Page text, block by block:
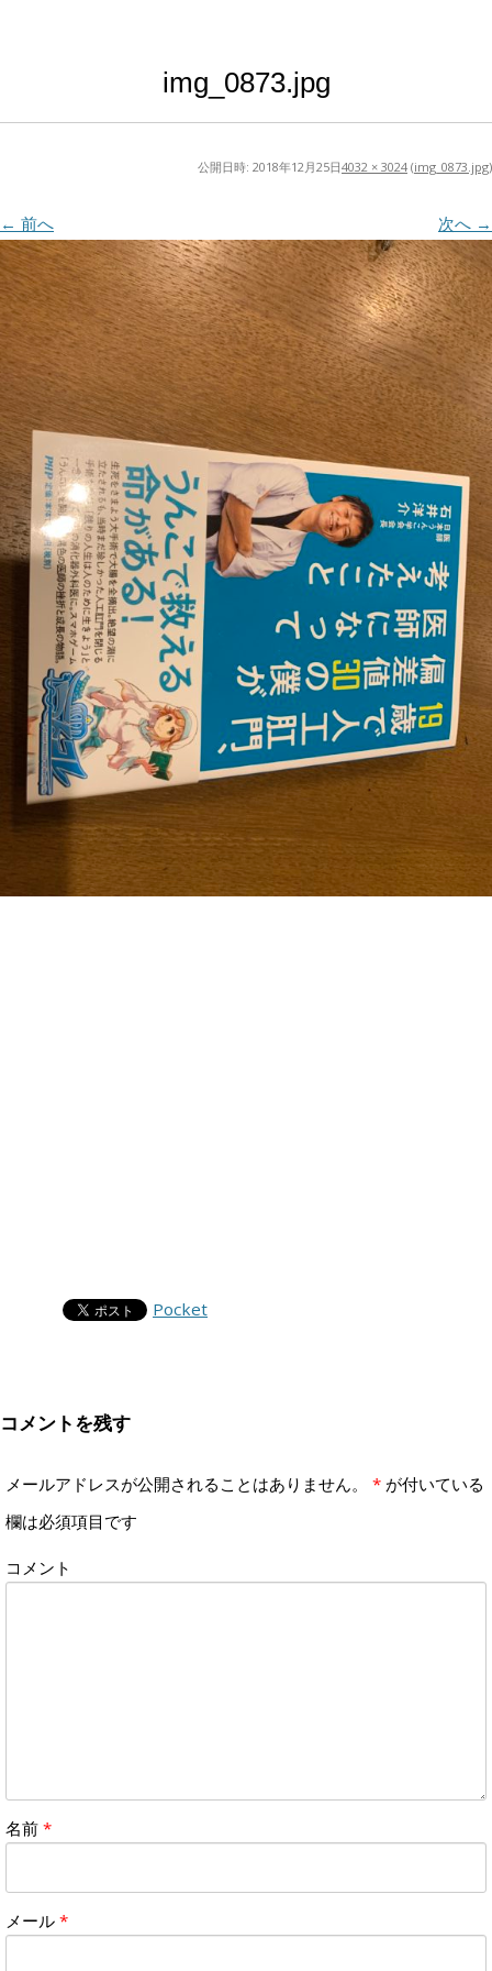
img_0873.jpg
公開日時: 2018年12月25日4032 × 3024 (img_0873.jpg)
← 前へ 次へ →
Pocket
コメントを残す
メールアドレスが公開されることはありません。 * が付いている
欄は必須項目です
コメント
名前 *
メール *